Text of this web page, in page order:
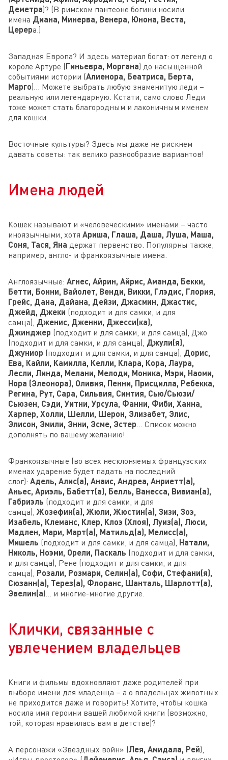
Деметра)? (В римском пантеоне богини носили
имена Диана, Минерва, Венера, Юнона, Веста,
Церера.)
Западная Европа? И здесь материал богат: от легенд о
короле Артуре (Гиньевра, Моргана) до насыщенной
событиями истории (Алиенора, Беатриса, Берта,
Марго)… Можете выбрать любую знаменитую леди –
реальную или легендарную. Кстати, само слово Леди
тоже может стать благородным и лаконичным именем
для кошки.
Восточные культуры? Здесь мы даже не рискнем
давать советы: так велико разнообразие вариантов!
Имена людей
Кошек называют и «человеческими» именами – часто
иноязычными, хотя Ариша, Глаша, Даша, Луша, Маша,
Соня, Тася, Яна держат первенство. Популярны также,
например, англо- и франкоязычные имена.
Англоязычные: Агнес, Айрин, Айрис, Аманда, Бекки,
Бетти, Бонни, Вайолет, Венди, Викки, Глэдис, Глория,
Грейс, Дана, Дайана, Дейзи, Джасмин, Джастис,
Джейд, Джеки (подходит и для самки, и для
самца), Дженис, Дженни, Джесси(ка),
Джинджер (подходит и для самки, и для самца), Джо
(подходит и для самки, и для самца), Джули(я),
Джуниор (подходит и для самки, и для самца), Дорис,
Ева, Кайли, Камилла, Келли, Клара, Кора, Лаура,
Лесли, Линда, Мелани, Мелоди, Моника, Мэри, Наоми,
Нора (Элеонора), Оливия, Пенни, Присцилла, Ребекка,
Регина, Рут, Сара, Сильвия, Синтия, Сью/Сьюзи/
Сьюзен, Сэди, Уитни, Урсула, Фанни, Фиби, Ханна,
Харпер, Холли, Шелли, Шерон, Элизабет, Элис,
Элисон, Эмили, Энни, Эсме, Эстер… Список можно
дополнять по вашему желанию!
Франкоязычные (во всех несклоняемых французских
именах ударение будет падать на последний
слог): Адель, Алис(а), Анаис, Андреа, Анриетт(а),
Аньес, Ариэль, Бабетт(а), Белль, Ванесса, Вивиан(а),
Габриэль (подходит и для самки, и для
самца),Жозефин(а), Жюли, Жюстин(а), Зизи, Зоэ,
Изабель, Клеманс, Клер, Клоэ (Хлоя), Луиз(а), Люси,
Мадлен, Мари, Март(а), Матильд(а), Мелисс(а),
Мишель (подходит и для самки, и для самца), Натали,
Николь, Ноэми, Орели, Паскаль (подходит и для самки,
и для самца), Рене (подходит и для самки, и для
самца), Розали, Розмари, Селин(а), Софи, Стефани(я),
Сюзанн(а), Терез(а), Флоранс, Шанталь, Шарлотт(а),
Эвелин(а)… и многие-многие другие.
Клички, связанные с
увлечением владельцев
Книги и фильмы вдохновляют даже родителей при
выборе имени для младенца – а о владельцах животных
не приходится даже и говорить! Хотите, чтобы кошка
носила имя героини вашей любимой книги (возможно,
той, которая нравилась вам в детстве)?
А персонажи «Звездных войн» (Лея, Амидала, Рей),